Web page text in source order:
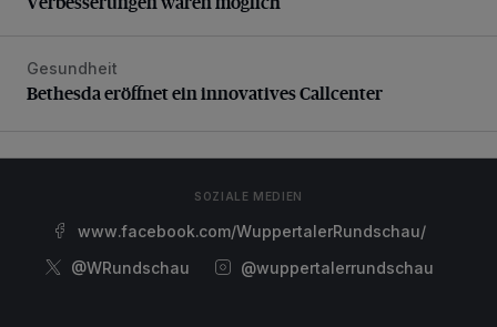
Bethesda eröffnet ein innovatives Callcenter
Gesundheit
Bethesda eröffnet ein innovatives Callcenter
SOZIALE MEDIEN
www.facebook.com/WuppertalerRundschau/
@WRundschau
@wuppertalerrundschau